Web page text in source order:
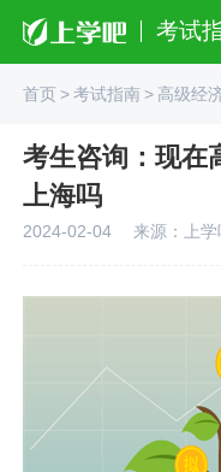
考试
首页>考试指南> 高级经
考生咨询：现在
上海吗
2024-02-04 来源：上